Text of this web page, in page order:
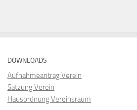
DOWNLOADS
Aufnahmeantrag Verein
Satzung Verein
Hausordnung Vereinsraum